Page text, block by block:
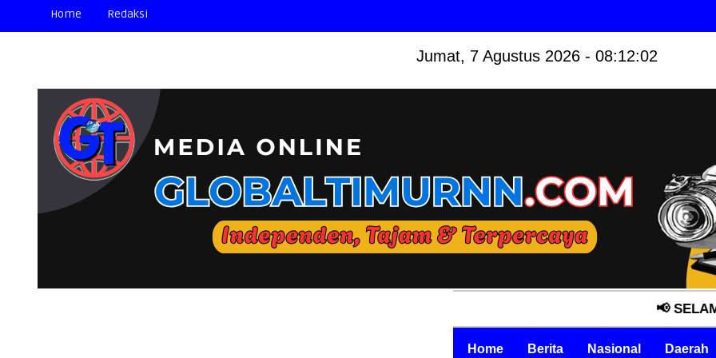
Home Redaksi
Jumat, 7 Agustus 2026 - 08:12:03
📢 SELAMAT
Home Berita Nasional Daerah